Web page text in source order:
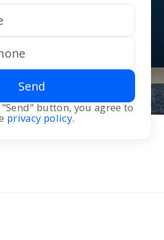
Send
button, you agree to
privacy policy.